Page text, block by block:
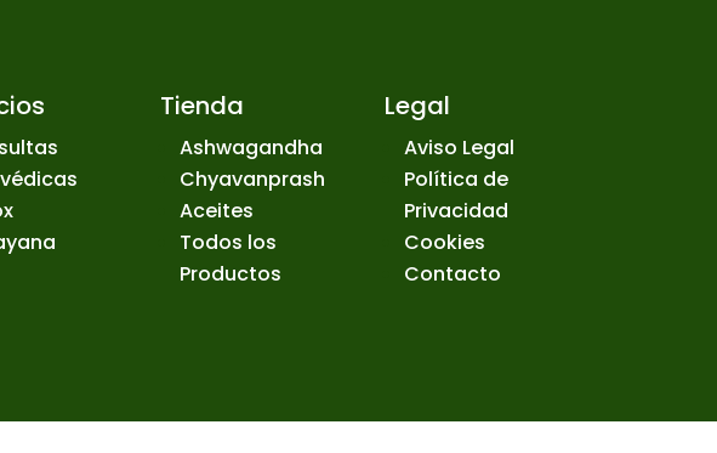
Tienda
Ashwagandha
Chyavanprash
Aceites
Todos los
Productos
Legal
Aviso Legal
Política de
Privacidad
Cookies
Contacto